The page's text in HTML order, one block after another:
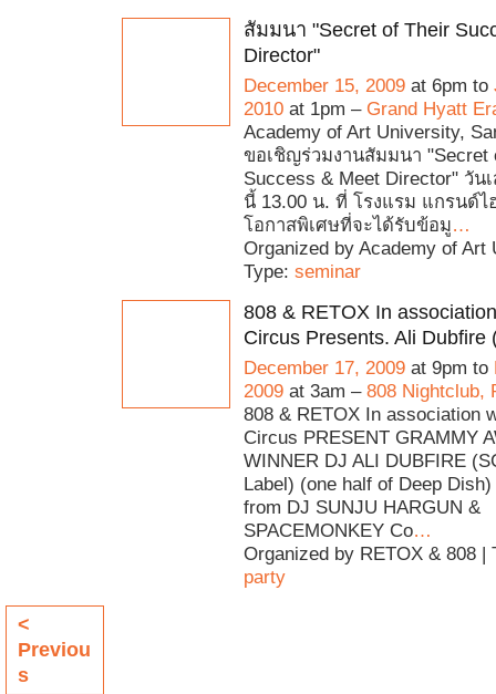
สัมมนา "Secret of Their
Director"
December 15, 2009 at 6pm to
2010 at 1pm – Grand Hyatt
Academy of Art University,
ขอเชิญร่วมงานสัมมนา "Secret
Success & Meet Director" วัน
นี้ 13.00 น. ที่ โรงแรม แกรนด์ไ
โอกาสพิเศษที่จะได้รับข้อมู…
Organized by Academy of Art
Type: seminar
808 & RETOX In
Circus Presents. Ali Dubfire
December 17, 2009 at 9pm to
2009 at 3am – 808 Nightclub,
808 & RETOX In association
Circus PRESENT GRAMMY
WINNER DJ ALI DUBFIRE
Label) (one half of Deep
from DJ SUNJU HARGUN &
SPACEMONKEY Co…
Organized by RETOX & 808 |
party
<
Previou
s